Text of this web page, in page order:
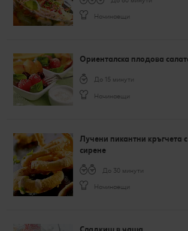
Начинаещи
Ориенталска плодова
До 15 минути
Начинаещи
Лучени пикантни кръгчета
сирене
До 30 минути
Начинаещи